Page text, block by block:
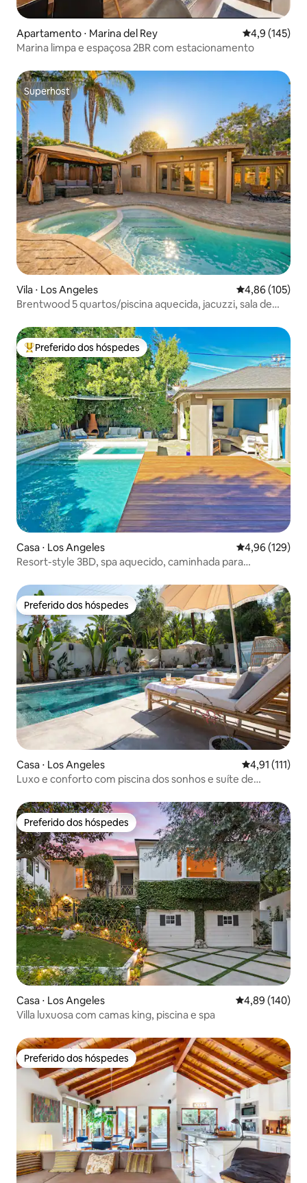
Apartamento ⋅ Marina del Rey 4,9 de uma
4,9 (145)
Marina limpa e espaçosa 2BR com estacionamento
Superhost
Superhost
Vila ⋅ Los Angeles 4,86 de uma
4,86 (105)
Brentwood 5 quartos/piscina aquecida, jacuzzi, sala de
Entre os melhores preferidos dos hóspedes
Preferido dos hóspedes
Casa ⋅ Los Angeles 4,96 de uma
4,96 (129)
Resort-style 3BD, spa aquecido, caminhada para
Preferido dos hóspedes
Preferido dos hóspedes
Casa ⋅ Los Angeles 4,91 de uma
4,91 (111)
Luxo e conforto com piscina dos sonhos e suíte de
Preferido dos hóspedes
Preferido dos hóspedes
Casa ⋅ Los Angeles 4,89 de uma
4,89 (140)
Villa luxuosa com camas king, piscina e spa
Preferido dos hóspedes
Preferido dos hóspedes